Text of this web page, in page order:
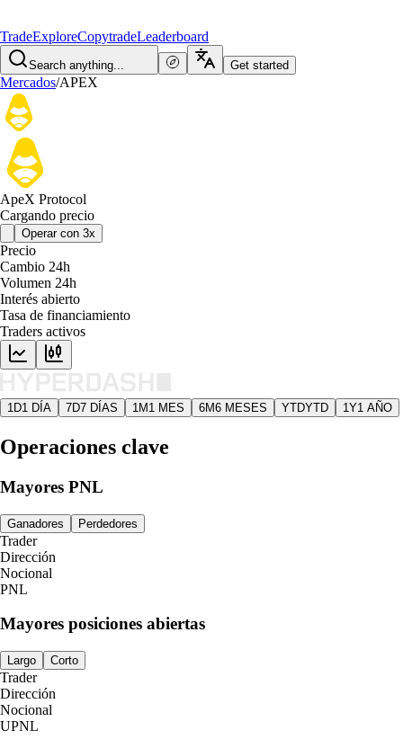
TradeExploreCopytradeLeaderboard
Search anything... Get started
Mercados/APEX
ApeX Protocol
Cargando precio
Operar con 3x
Precio
Cambio 24h
Volumen 24h
Interés abierto
Tasa de financiamiento
Traders activos
1D1 DÍA 7D7 DÍAS 1M 1 MES 6M6 MESES YTDYTD 1Y1 AÑO
Operaciones clave
Mayores PNL
Ganadores Perdedores
Trader
Dirección
Nocional
PNL
Mayores posiciones abiertas
Largo Corto
Trader
Dirección
Nocional
UPNL